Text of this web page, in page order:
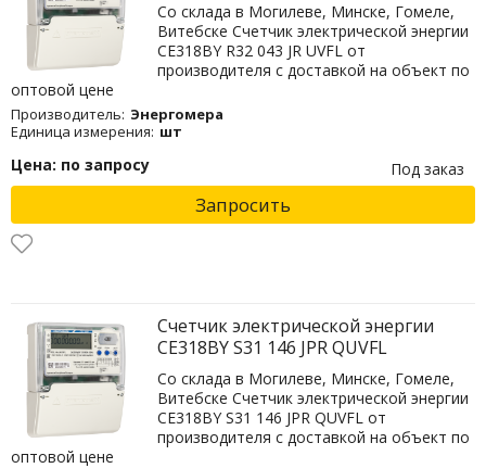
Со склада в Могилеве, Минске, Гомеле,
Витебске Счетчик электрической энергии
СЕ318BY R32 043 JR UVFL от
производителя с доставкой на объект по
оптовой цене
Производитель: Энергомера
Единица измерения: шт
Цена: по запросу Под заказ
Запросить
Счетчик электрической энергии
СЕ318BY S31 146 JPR QUVFL
Со склада в Могилеве, Минске, Гомеле,
Витебске Счетчик электрической энергии
СЕ318BY S31 146 JPR QUVFL от
производителя с доставкой на объект по
оптовой цене